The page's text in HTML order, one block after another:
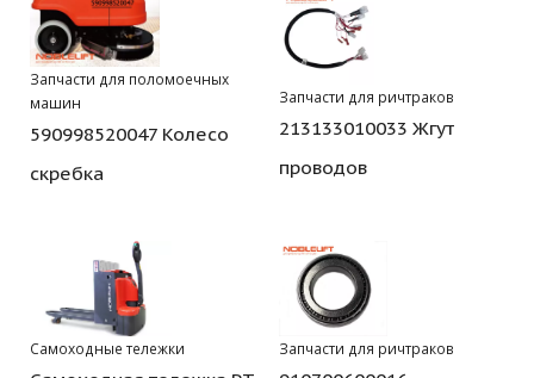
Запчасти для поломоечных
машин
590998520047 Колесо
скребка
Запчасти для ричтраков
213133010033 Жгут
проводов
Самоходные тележки Запчасти для ричтраков